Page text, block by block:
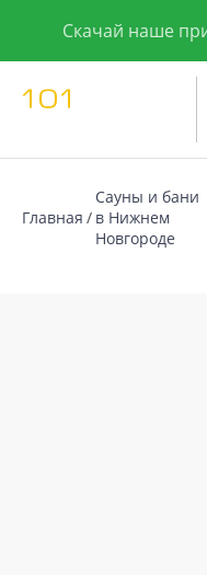
Скачай наше
Главная
Сауны и бани
в Нижнем
Новгороде